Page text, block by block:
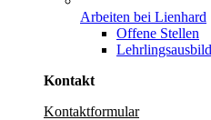
Arbeiten bei Lienhard
Offene Stellen
Kontakt
Kontaktformular